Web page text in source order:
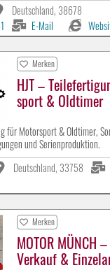
Deutschland, 38678
E-Mail
Merken
HJT –
sport & Oldtimer
für Motorsport & Oldtimer,
und Serienproduktion.
Deutschland, 33758
Merken
MOTOR MÜNCH
Verkauf &